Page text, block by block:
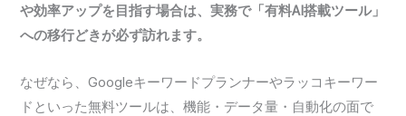
や効率アップを目指す場合は、実務で「有料AI搭載ツール」
への移行どきが必ず訪れます。
なぜなら、Googleキーワードプランナーやラッコキーワー
ドといった無料ツールは、機能・データ量・自動化の面で